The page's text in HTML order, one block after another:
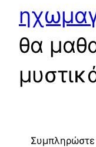
θα
Συμπληρώστε